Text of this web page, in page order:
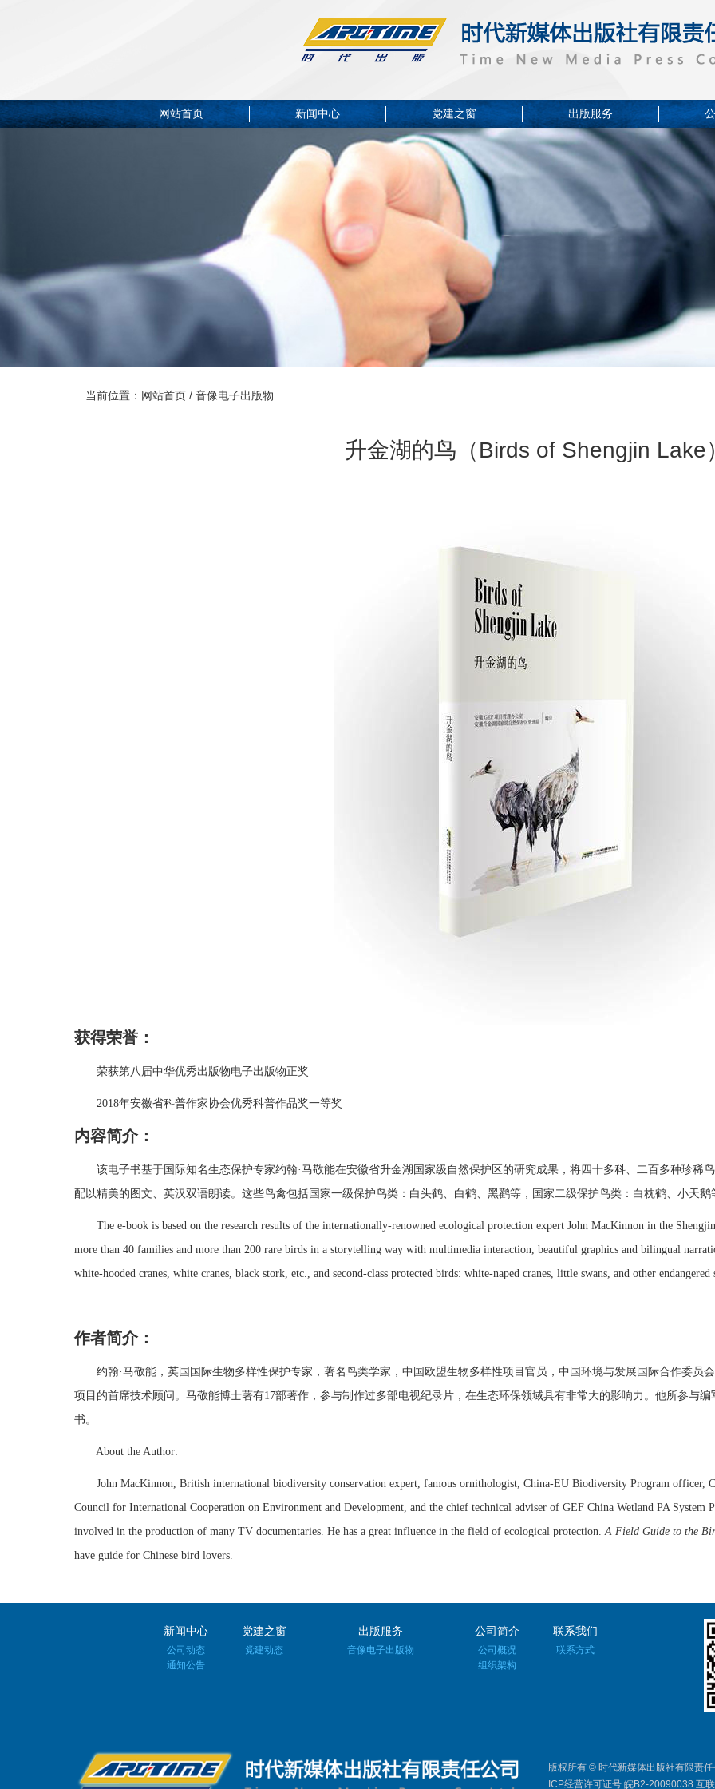
网站首页 新闻中心 党建之窗 出版服务
当前位置： 网站首页 / 音像电子出版物
升金湖的鸟（Birds of Shengjin Lake
获得荣誉：
荣获第八届中华优秀出版物电子出版物正奖
2018年安徽省科普作家协会优秀科普作品奖一等奖
内容简介：
该电子书基于国际知名生态保护专家约翰·马敬能在安徽省升金湖国家级自然保护区的研究成果，将四十多科、二百多种珍稀
配以精美的图文、英汉双语朗读。这些鸟禽包括国家一级保护鸟类：白头鹤、白鹤、黑鹳等，国家二级保护鸟类：白枕鹤、小天
The e-book is based on the research results of the internationally-renowned ecological protection expert John MacKinnon in the
more than 40 families and more than 200 rare birds in a storytelling way with multimedia interaction, beautiful graphics and bilingual
white-hooded cranes, white cranes, black stork, etc., and second-class protected birds: white-naped cranes, little swans, and other endangered
作者简介：
约翰·马敬能，英国国际生物多样性保护专家，著名鸟类学家，中国欧盟生物多样性项目官员，中国环境与发展国际合作委员
项目的首席技术顾问。马敬能博士著有17部著作，参与制作过多部电视纪录片，在生态环保领域具有非常大的影响力。他所参与
书。
About the Author:
John MacKinnon, British international biodiversity conservation expert, famous ornithologist, China-EU Biodiversity Program officer,
Council for International Cooperation on Environment and Development, and the chief technical adviser of GEF China Wetland PA System
involved in the production of many TV documentaries. He has a great influence in the field of ecological protection.A Field Guide to the
have guide for Chinese bird lovers.
新闻中心
公司动态
通知公告
党建之窗
党建动态
出版服务
音像电子出版物
公司简介
公司概况
组织架构
联系我们
联系方式
版权所有 © 时代新媒体出版社有限责
ICP经营许可证号 皖B2-20090038 互